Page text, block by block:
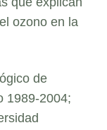
ozono en la
de
1989-2004;